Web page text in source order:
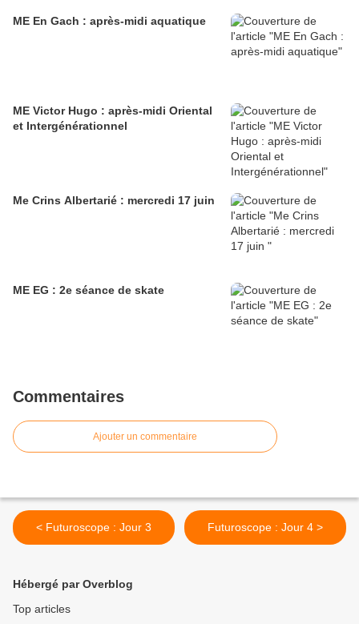
ME En Gach : après-midi aquatique
ME Victor Hugo : après-midi Oriental
et Intergénérationnel
Me Crins Albertarié : mercredi 17 juin
ME EG : 2e séance de skate
Commentaires
Ajouter un commentaire
< Futuroscope : Jour 3 Futuroscope : Jour 4 >
Hébergé par Overblog
Top articles